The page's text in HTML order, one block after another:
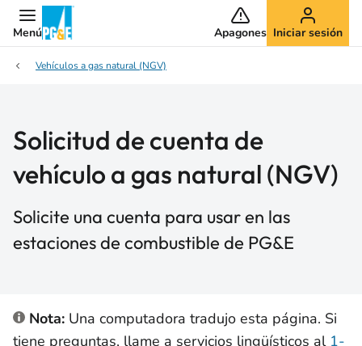
Menú Apagones Iniciar sesión
Vehículos a gas natural (NGV)
Solicitud de cuenta de
vehículo a gas natural (NGV)
Solicite una cuenta para usar en las
estaciones de combustible de PG&E
Nota: Una computadora tradujo esta página. Si
tiene preguntas, llame a servicios lingüísticos al 1-